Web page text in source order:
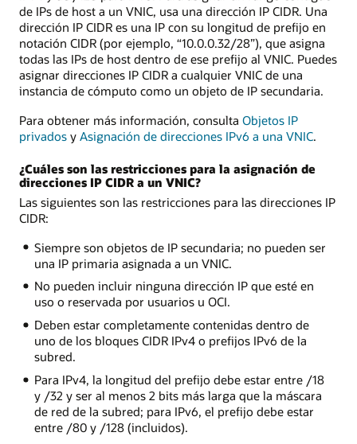
de IPs de host a un VNIC, usa una dirección IP CIDR. Una
dirección IP CIDR es una IP con su longitud de prefijo en
notación CIDR (por ejemplo, “10.0.0.32/28”), que asigna
todas las IPs de host dentro de ese prefijo al VNIC. Puedes
asignar direcciones IP CIDR a cualquier VNIC de una
instancia de cómputo como un objeto de IP secundaria.
Para obtener más información, consulta Objetos IP
privados y Asignación de direcciones IPv6 a una VNIC.
¿Cuáles son las restricciones para la asignación de
direcciones IP CIDR a un VNIC?
Las siguientes son las restricciones para las direcciones IP
CIDR:
Siempre son objetos de IP secundaria; no pueden ser
una IP primaria asignada a un VNIC.
No pueden incluir ninguna dirección IP que esté en
uso o reservada por usuarios u OCI.
Deben estar completamente contenidas dentro de
uno de los bloques CIDR IPv4 o prefijos IPv6 de la
subred.
Para IPv4, la longitud del prefijo debe estar entre /18
y /32 y ser al menos 2 bits más larga que la máscara
de red de la subred; para IPv6, el prefijo debe estar
entre /80 y /128 (incluidos).